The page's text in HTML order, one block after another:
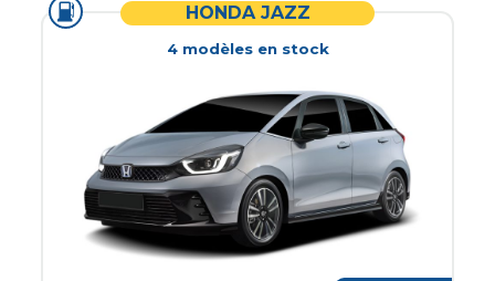
HONDA JAZZ
4modèlesen stock